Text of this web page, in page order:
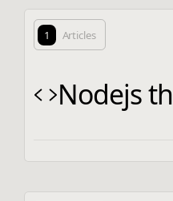
1 Articles
Nodejs th